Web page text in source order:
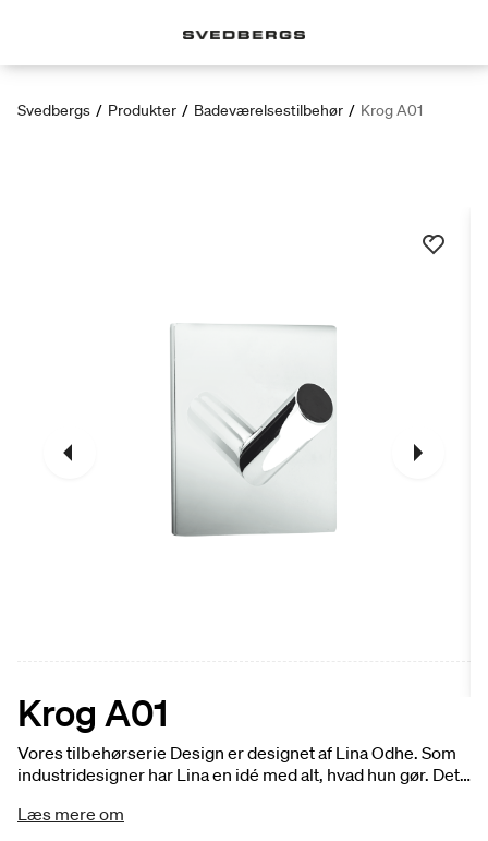
Svedbergs / Produkter / Badeværelsestilbehør / Krog A01
Krog A01
Vores tilbehørserie Design er designet af Lina Odhe. Som
industridesigner har Lina en idé med alt, hvad hun gør. Det
overensstemmelse med Svedbergs idé om funktion og
Læs mere om